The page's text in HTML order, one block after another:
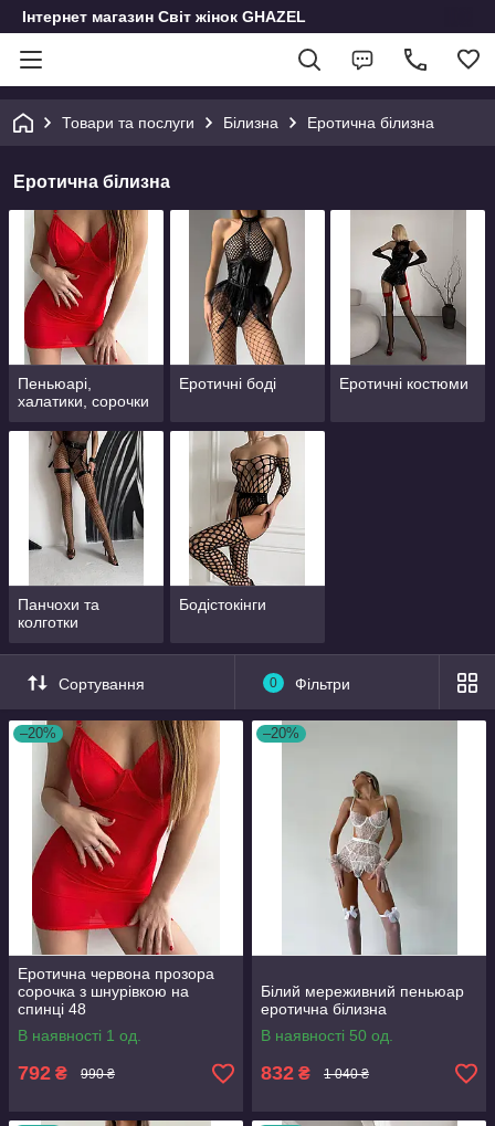
Інтернет магазин Світ жінок GHAZEL
Товари та послуги Білизна Еротична білизна
Еротична білизна
Пеньюарі,
халатики, сорочки
Еротичні боді Еротичні костюми
Панчохи та
колготки
Бодістокінги
Сортування 0 Фільтри
–20%
Еротична червона прозора
сорочка з шнурівкою на
спинці 48
В наявності 1 од.
792 ₴ 990 ₴
–20%
Білий мереживний пеньюар
еротична білизна
В наявності 50 од.
832 ₴ 1 040 ₴